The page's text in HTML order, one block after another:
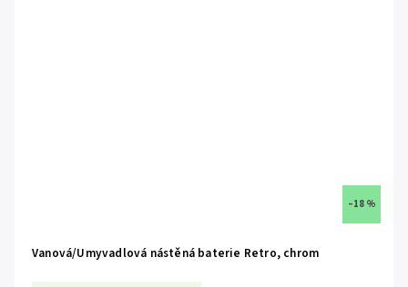
–18 %
Vanová/Umyvadlová nástěná baterie Retro, chrom